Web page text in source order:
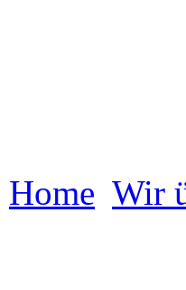
Home Wir